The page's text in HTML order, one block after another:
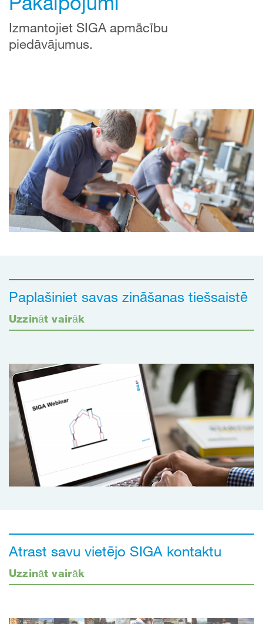
Izmantojiet SIGA apmācību
piedāvājumus.
Paplašiniet savas zināšanas tiešsaistē
Uzzināt vairāk
Atrast savu vietējo SIGA kontaktu
Uzzināt vairāk